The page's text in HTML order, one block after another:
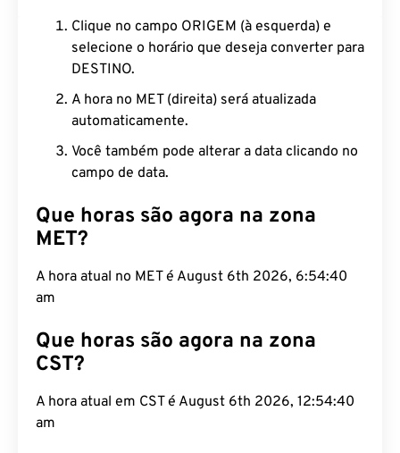
Clique no campo ORIGEM (à esquerda) e
selecione o horário que deseja converter para
DESTINO.
A hora no MET (direita) será atualizada
automaticamente.
Você também pode alterar a data clicando no
campo de data.
Que horas são agora na zona
MET?
A hora atual no MET é August 6th 2026, 6:54:40
am
Que horas são agora na zona
CST?
A hora atual em CST é August 6th 2026, 12:54:40
am